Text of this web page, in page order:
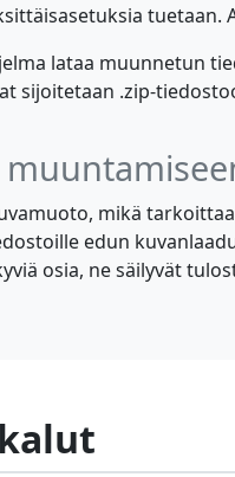
lataa muunnetun
sijoitetaan .zip-
mikä
edun
osia, ne säilyvät